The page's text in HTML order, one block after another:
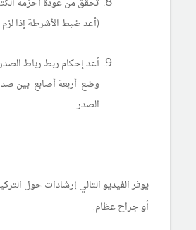
(أعد ضبط الأشرطة إذا لزم
أعد إحكام ربط رباط
وضع أربعة أصابع بين
الصدر
يوفر الفيديو التالي إرشادات حول
أو جراح عظام.